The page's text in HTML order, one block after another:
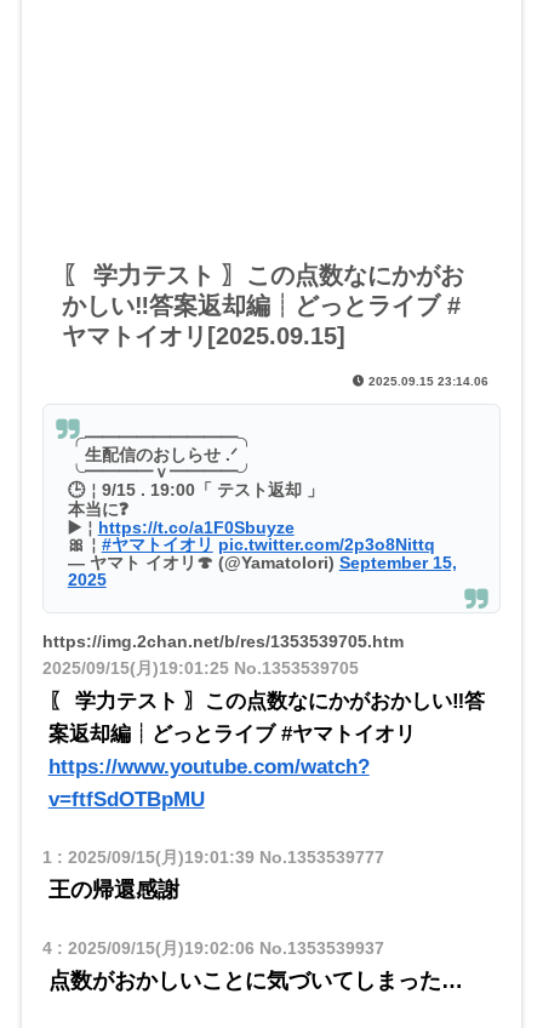
〖 学力テスト 〗この点数なにかがお
かしい‼答案返却編┊どっとライブ #
ヤマトイオリ[2025.09.15]
2025.09.15 23:14.06
╭━━━━━━━━━╮
生配信のおしらせ .ᐟ
╰━━━━ｖ━━━━╯
🕒￤9/15 . 19:00「 テスト返却 」
本当に❓
▶️￤ https://t.co/a1F0Sbuyze
🎀￤ #ヤマトイオリ pic.twitter.com/2p3o8Nittq
— ヤマト イオリ🍄 (@YamatoIori) September 15,
2025
https://img.2chan.net/b/res/1353539705.htm
2025/09/15(月)19:01:25No.1353539705
〖 学力テスト 〗この点数なにかがおかしい‼答
案返却編┊どっとライブ #ヤマトイオリ
https://www.youtube.com/watch?
v=ftfSdOTBpMU
1 : 2025/09/15(月)19:01:39No.1353539777
王の帰還感謝
4: 2025/09/15(月)19:02:06 No.1353539937
点数がおかしいことに気づいてしまった…